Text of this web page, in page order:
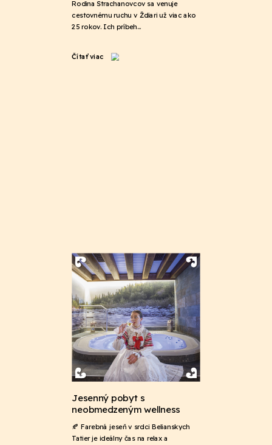
Rodina Strachanovcov sa venuje
cestovnému ruchu v Ždiari už viac ako
25 rokov. Ich príbeh…
Čítať viac
Jesenný pobyt s
neobmedzeným wellness
🍂 Farebná jeseň v srdci Belianskych
Tatier je ideálny čas na relax a